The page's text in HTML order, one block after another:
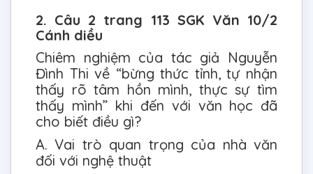
2. Câu 2 trang 113 SGK Văn 10/2
Cánh diều
Chiêm nghiệm của tác giả Nguyễn
Đình Thi về “bừng thức tỉnh, tự nhận
thấy rõ tâm hồn mình, thực sự tìm
thấy mình” khi đến với văn học đã
cho biết điều gì?
A. Vai trò quan trọng của nhà văn
đối với nghệ thuật